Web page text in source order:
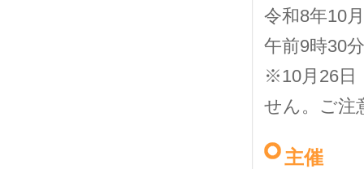
令和8年10
午前9時30
※10月26日
せん。ご注
主催